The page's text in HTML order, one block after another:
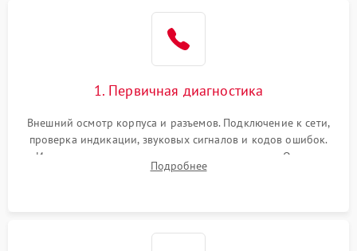
1. Первичная диагностика
Внешний осмотр корпуса и разъемов. Подключение к сети,
проверка индикации, звуковых сигналов и кодов ошибок.
Измерение входного и выходного напряжения. Оценка
реакции ИБП на отключение основного питания без
Подробнее